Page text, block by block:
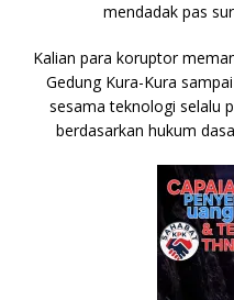
mendadak pas
Kalian para koruptor
Gedung Kura-Kura
sesama teknologi selalu
berdasarkan hukum